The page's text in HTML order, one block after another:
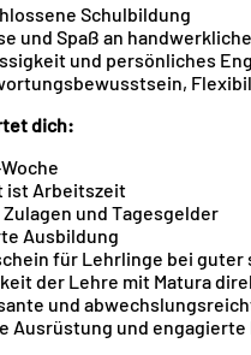
Schulbildung
und Spaß an
und persönliches
dich:
ist Arbeitszeit
und Tagesgelder
Ausbildung
für Lehrlinge bei guter
der Lehre mit Matura
und
Ausrüstung und engagierte